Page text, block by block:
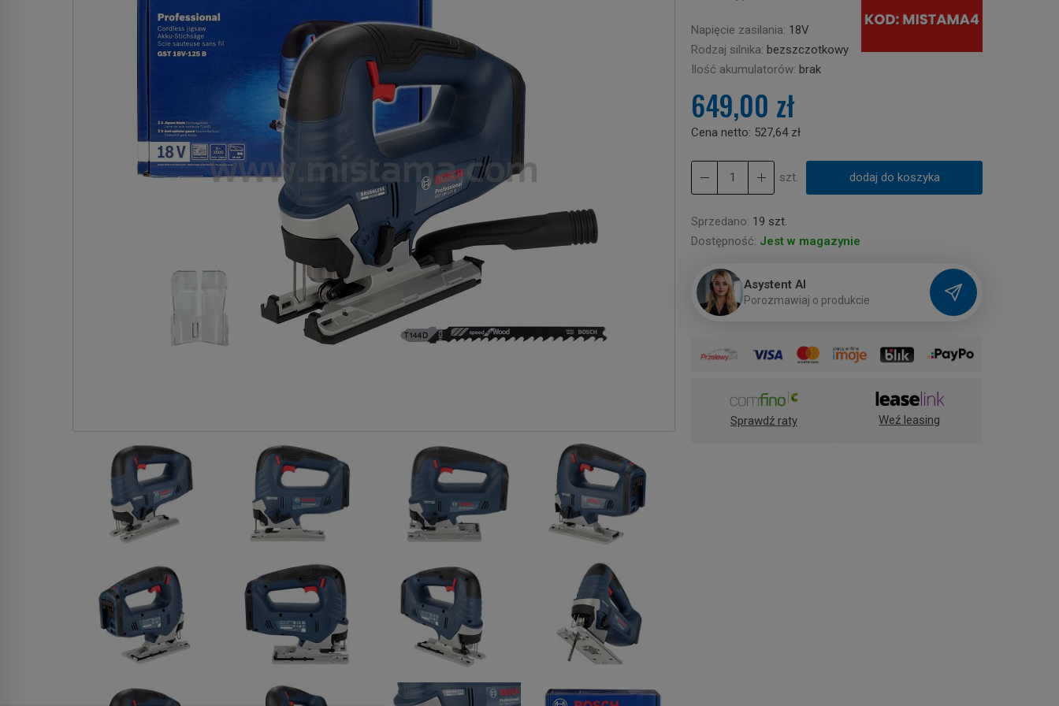
Napięcie zasilania: 18V
Rodzaj silnika: bezszczotkowy
Ilość akumulatorów: brak
649,00 zł
Cena netto: 527,64 zł
szt. dodaj do koszyka
Sprzedano: 19 szt.
Dostępność: Jest w magazynie
Asystent AI
Porozmawiaj o produkcie
Sprawdź raty Weź leasing